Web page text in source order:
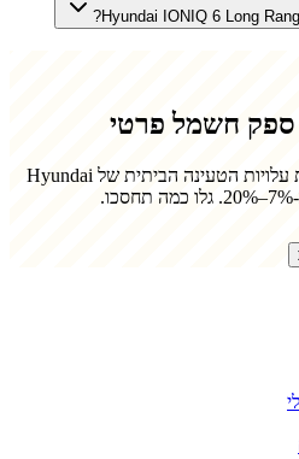
חשמל פרטי
הטעינה הביתית של Hyundai
תחסכו.